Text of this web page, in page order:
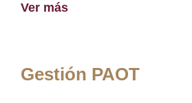
Ver más
Gestión PAOT